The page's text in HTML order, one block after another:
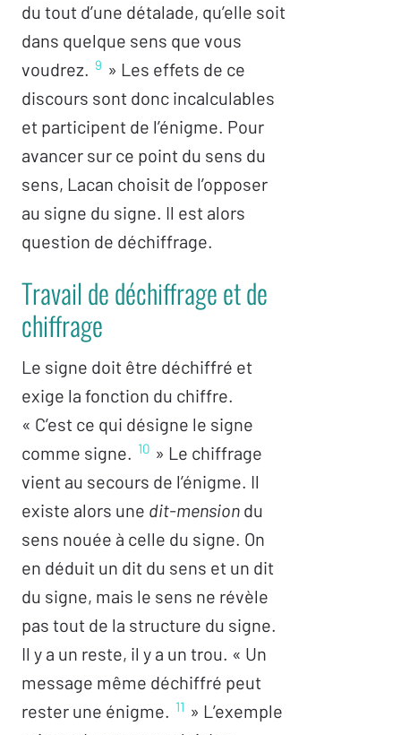
du tout d’une détalade, qu’elle soit
dans quelque sens que vous
voudrez. 9 » Les effets de ce
discours sont donc incalculables
et participent de l’énigme. Pour
avancer sur ce point du sens du
sens, Lacan choisit de l’opposer
au signe du signe. Il est alors
question de déchiffrage.
Travail de déchiffrage et de
chiffrage
Le signe doit être déchiffré et
exige la fonction du chiffre.
« C’est ce qui désigne le signe
comme signe. 10 » Le chiffrage
vient au secours de l’énigme. Il
existe alors une dit-mension du
sens nouée à celle du signe. On
en déduit un dit du sens et un dit
du signe, mais le sens ne révèle
pas tout de la structure du signe.
Il y a un reste, il y a un trou. « Un
message même déchiffré peut
rester une énigme. 11 » L’exemple